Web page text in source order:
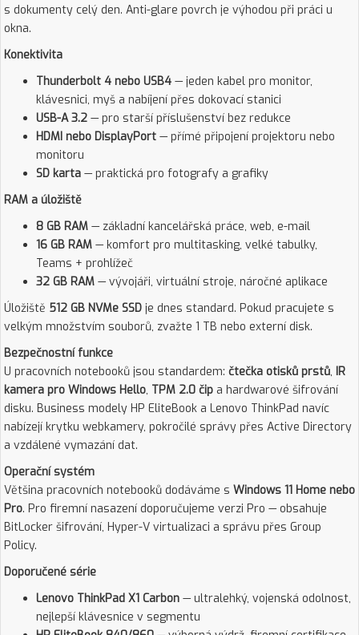
s dokumenty celý den. Anti-glare povrch je výhodou při práci u
okna.
Konektivita
Thunderbolt 4 nebo USB4 — jeden kabel pro monitor,
klávesnici, myš a nabíjení přes dokovací stanici
USB-A 3.2 — pro starší příslušenství bez redukce
HDMI nebo DisplayPort — přímé připojení projektoru nebo
monitoru
SD karta — praktická pro fotografy a grafiky
RAM a úložiště
8 GB RAM — základní kancelářská práce, web, e-mail
16 GB RAM — komfort pro multitasking, velké tabulky,
Teams + prohlížeč
32 GB RAM — vývojáři, virtuální stroje, náročné aplikace
Úložiště 512 GB NVMe SSD je dnes standard. Pokud pracujete s
velkým množstvím souborů, zvažte 1 TB nebo externí disk.
Bezpečnostní funkce
U pracovních notebooků jsou standardem: čtečka otisků prstů, IR
kamera pro Windows Hello, TPM 2.0 čip a hardwarové šifrování
disku. Business modely HP EliteBook a Lenovo ThinkPad navíc
nabízejí krytku webkamery, pokročilé správy přes Active Directory
a vzdálené vymazání dat.
Operační systém
Většina pracovních notebooků dodáváme s Windows 11 Home nebo
Pro. Pro firemní nasazení doporučujeme verzi Pro — obsahuje
BitLocker šifrování, Hyper-V virtualizaci a správu přes Group
Policy.
Doporučené série
Lenovo ThinkPad X1 Carbon — ultralehký, vojenská odolnost,
nejlepší klávesnice v segmentu